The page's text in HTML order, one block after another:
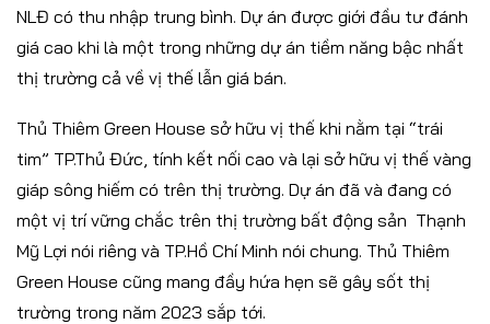
NLĐ có thu nhập trung bình. Dự án được giới đầu tư đánh
giá cao khi là một trong những dự án tiềm năng bậc nhất
thị trường cả về vị thế lẫn giá bán.
Thủ Thiêm Green House sở hữu vị thế khi nằm tại “trái
tim” TP.Thủ Đức, tính kết nối cao và lại sở hữu vị thế vàng
giáp sông hiếm có trên thị trường. Dự án đã và đang có
một vị trí vững chắc trên thị trường bất động sản Thạnh
Mỹ Lợi nói riêng và TP.Hồ Chí Minh nói chung. Thủ Thiêm
Green House cũng mang đầy hứa hẹn sẽ gây sốt thị
trường trong năm 2023 sắp tới.